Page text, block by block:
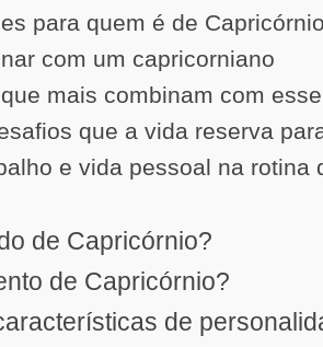
para quem é de Capricórnio
com um capricorniano
mais combinam com
que a vida reserva
e vida pessoal na rotina
de Capricórnio?
de Capricórnio?
de